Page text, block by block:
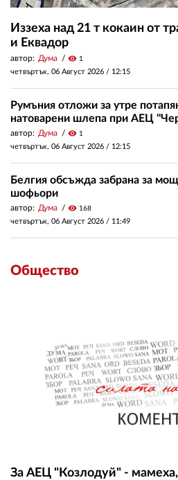
Иззеха над 21 т кокаин от
и Еквадор
автор: Дума visibility 1
четвъртък, 06 Август 2026 / 12:15
Румъния отложи за утре
натоварени шлепа при АЕЦ
автор: Дума visibility 1
четвъртък, 06 Август 2026 / 12:15
Белгия обсъжда забрана за
шофьори
автор: Дума visibility 168
четвъртък, 06 Август 2026 / 11:49
Общество
За АЕЦ "Козлодуй" -